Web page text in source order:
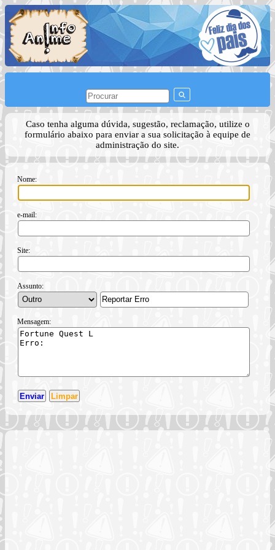
Caso tenha alguma dúvida, sugestão, reclamação, utilize o
formulário abaixo para enviar a sua solicitação à equipe de
administração do site.
Nome:
e-mail:
Site:
Assunto:
Mensagem: